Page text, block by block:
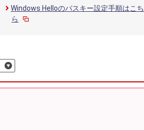
Windows Helloのパスキー設定手順はこち
ら